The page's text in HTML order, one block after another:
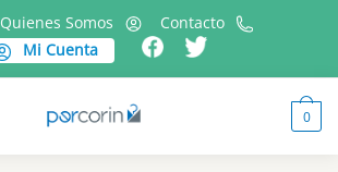
Quienes Somos
Contacto
Mi Cuenta
0